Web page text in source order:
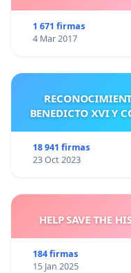
1 671 firmas
4 Mar 2017
BENEDICTO XVI Y
18 941 firmas
23 Oct 2023
HELP SAVE THE
184 firmas
15 Jan 2025